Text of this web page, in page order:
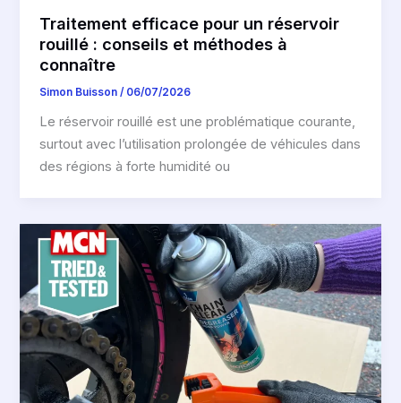
Traitement efficace pour un réservoir
rouillé : conseils et méthodes à
connaître
Simon Buisson/ 06/07/2026
Le réservoir rouillé est une problématique courante,
surtout avec l’utilisation prolongée de véhicules dans
des régions à forte humidité ou